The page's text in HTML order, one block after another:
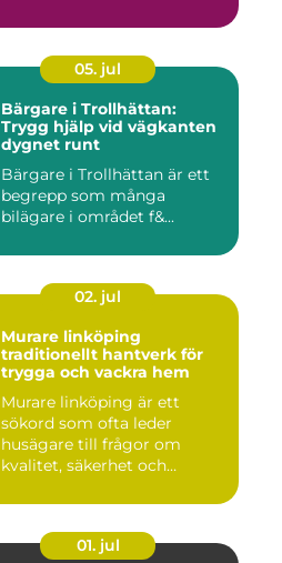
05. jul
Bärgare i Trollhättan:
Trygg hjälp vid vägkanten
dygnet runt
Bärgare i Trollhättan är ett
begrepp som många
bilägare i området f&...
02. jul
Murare linköping
traditionellt hantverk för
trygga och vackra hem
Murare linköping är ett
sökord som ofta leder
husägare till frågor om
kvalitet, säkerhet och
01. jul